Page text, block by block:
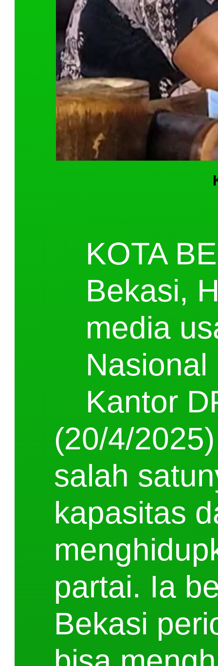
KOTA
Bekasi,
media
Nasional
Kantor
(20/4/
salah
kapasitas
partai. Ia
Bekasi